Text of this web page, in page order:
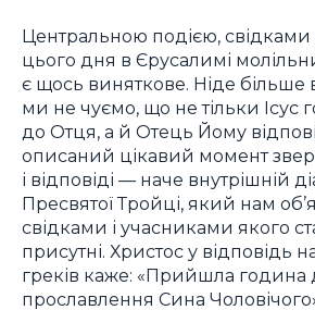
Центральною подією, свідками
цього дня в Єрусалимі
є щось виняткове. Ніде більше
ми не чуємо, що не тільки Ісус
до Отця, а й Отець Йому
описаний цікавий момент
і відповіді — наче внутрішній
Пресвятої Тройці, який нам
свідками і учасниками якого
присутні. Христос у відповідь
греків каже: «Прийшла година
прославлення Сина Чоловічого»